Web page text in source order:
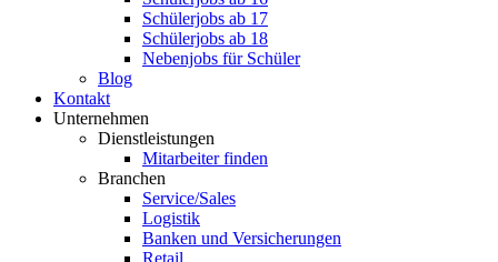
Schülerjobs ab 17
Schülerjobs ab 18
Nebenjobs für Schüler
Blog
Kontakt
Unternehmen
Dienstleistungen
Mitarbeiter finden
Branchen
Service/Sales
Logistik
Banken und Versicherungen
Retail